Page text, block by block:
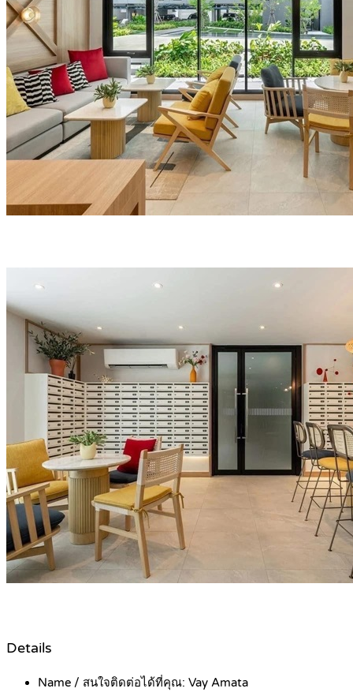
Details
Name / สนใจติดต่อได้ที่คุณ: Vay Amata